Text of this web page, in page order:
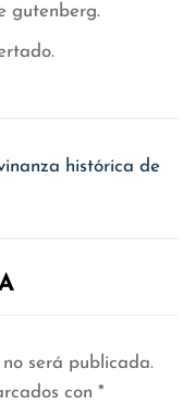
gutenberg.
histórica de
será publicada.
con *